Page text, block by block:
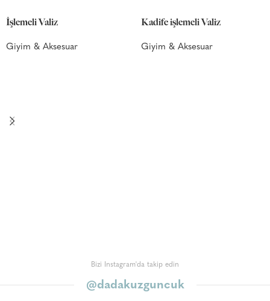
İşlemeli Valiz
Giyim & Aksesuar
Kadife işlemeli Valiz
Giyim & Aksesuar
Bizi Instagram'da takip edin
@dadakuzguncuk